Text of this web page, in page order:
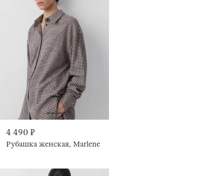
4 490 ₽
Рубашка женская, Marlene